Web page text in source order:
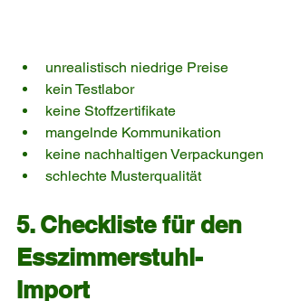
unrealistisch niedrige Preise
kein Testlabor
keine Stoffzertifikate
mangelnde Kommunikation
keine nachhaltigen Verpackungen
schlechte Musterqualität
5. Checkliste für den
Esszimmerstuhl-
Import